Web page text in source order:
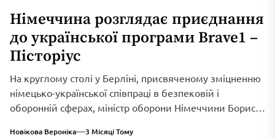
Німеччина розглядає приєднання
до української програми Brave1 –
Пісторіус
На круглому столі у Берліні, присвяченому зміцненню
німецько-української співпраці в безпековій і
оборонній сферах, міністр оборони Німеччини Борис
Новікова Вероніка 3 Місяці Тому